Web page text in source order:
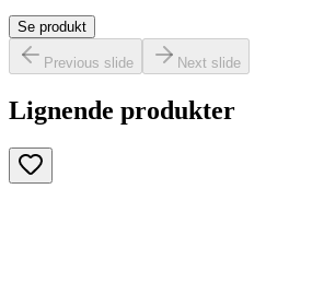
Se produkt
Previous slide Next slide
Lignende produkter